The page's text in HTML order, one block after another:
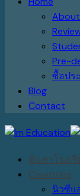
About
Pre-
ซื้อปร
Blog
Contact
ค้นหาโรงเรี
Countries
นิวซีแ